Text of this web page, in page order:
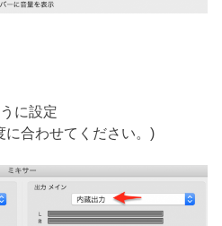
に設定
に合わせてください。)